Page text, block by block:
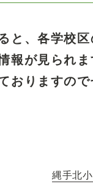
と、各学校
報が見られま
おりますので
縄手北